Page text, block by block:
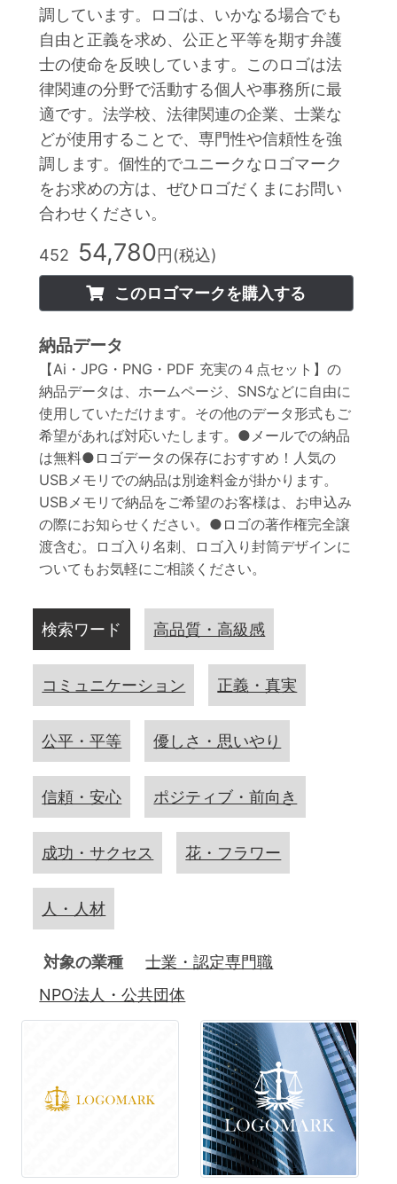
調しています。ロゴは、いかなる場合でも
自由と正義を求め、公正と平等を期す弁護
士の使命を反映しています。このロゴは法
律関連の分野で活動する個人や事務所に最
適です。法学校、法律関連の企業、士業な
どが使用することで、専門性や信頼性を強
調します。個性的でユニークなロゴマーク
をお求めの方は、ぜひロゴだくまにお問い
合わせください。
452 54,780円(税込)
このロゴマークを購入する
納品データ
【Ai・JPG・PNG・PDF 充実の４点セット】の
納品データは、ホームページ、SNSなどに自由に
使用していただけます。その他のデータ形式もご
希望があれば対応いたします。●メールでの納品
は無料●ロゴデータの保存におすすめ！人気の
USBメモリでの納品は別途料金が掛かります。
USBメモリで納品をご希望のお客様は、お申込み
の際にお知らせください。●ロゴの著作権完全譲
渡含む。ロゴ入り名刺、ロゴ入り封筒デザインに
ついてもお気軽にご相談ください。
検索ワード 高品質・高級感
コミュニケーション 正義・真実
公平・平等 優しさ・思いやり
信頼・安心 ポジティブ・前向き
成功・サクセス 花・フラワー
人・人材
対象の業種
士業・認定専門職
NPO法人・公共団体